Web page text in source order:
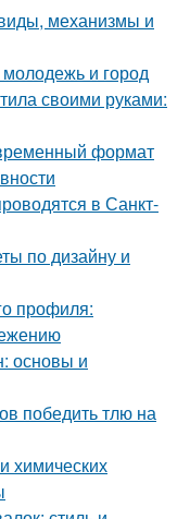
механизмы и
и город
своими руками:
формат
в Санкт-
по дизайну и
профиля:
основы и
победить тлю на
химических